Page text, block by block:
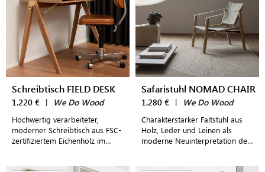
Schreibtisch FIELD DESK
1.220 € | We Do Wood
Hochwertig verarbeiteter,
moderner Schreibtisch aus FSC-
zertifiziertem Eichenholz im
Safaristuhl NOMAD CHAIR
1.280 € | We Do Wood
Charakterstarker Faltstuhl aus
Holz, Leder und Leinen als
moderne Neuinterpretation des